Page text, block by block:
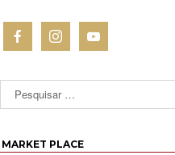
MARKET PLACE